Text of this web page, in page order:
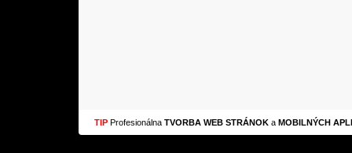
TIP Profesionálna TVORBA WEB STRÁNOK a MOBILNÝCH